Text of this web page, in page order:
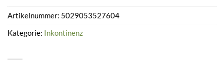
Artikelnummer: 5029053527604
Kategorie: Inkontinenz